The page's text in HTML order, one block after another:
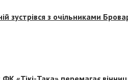
зустрівся з очільниками